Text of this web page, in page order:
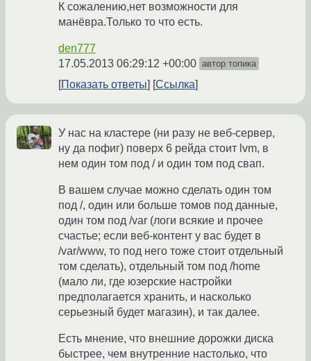
К сожалению,нет возможности для
манёвра.Только то что есть.
den777
17.05.2013 06:29:12 +00:00 автор топика
Показать ответы Ссылка
У нас на кластере (ни разу не веб-сервер,
ну да пофиг) поверх 6 рейда стоит lvm, в
нем один том под / и один том под свап.
В вашем случае можно сделать один том
под /, один или больше томов под данные,
один том под /var (логи всякие и прочее
счастье; если веб-контент у вас будет в
/var/www, то под него тоже стоит отдельный
том сделать), отдельный том под /home
(мало ли, где юзерские настройки
предполагается хранить, и насколько
серьезный будет магазин), и так далее.
Есть мнение, что внешние дорожки диска
быстрее, чем внутренние настолько, что